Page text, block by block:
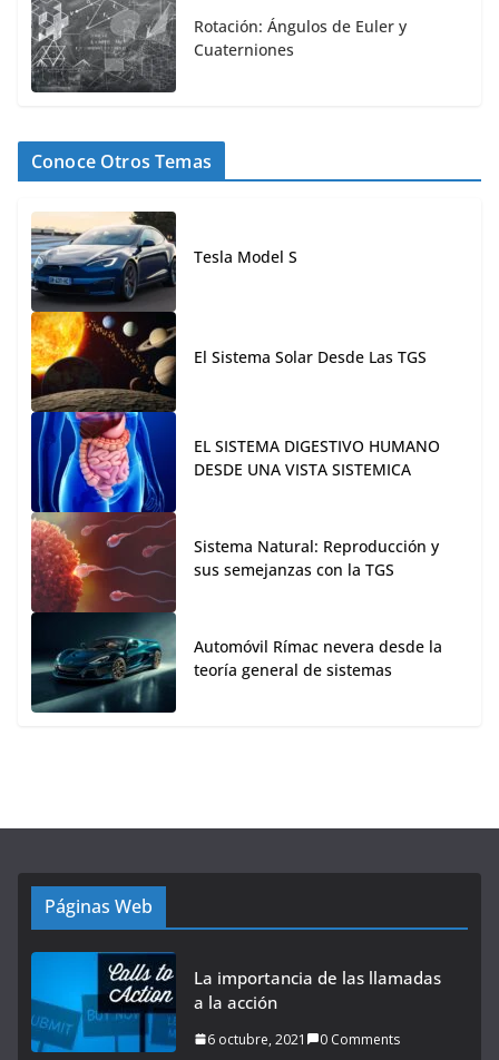
Rotación: Ángulos de Euler y
Cuaterniones
Conoce Otros Temas
Tesla Model S
El Sistema Solar Desde Las TGS
EL SISTEMA DIGESTIVO HUMANO
DESDE UNA VISTA SISTEMICA
Sistema Natural: Reproducción y
sus semejanzas con la TGS
Automóvil Rímac nevera desde la
teoría general de sistemas
Páginas Web
La importancia de las llamadas
a la acción
6 octubre, 2021 0 Comments